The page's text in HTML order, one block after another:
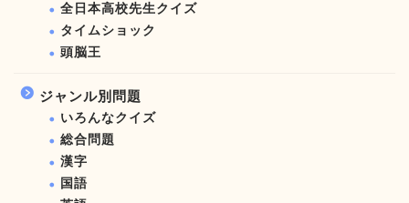
全日本高校先生クイズ
タイムショック
頭脳王
ジャンル別問題
いろんなクイズ
総合問題
漢字
国語